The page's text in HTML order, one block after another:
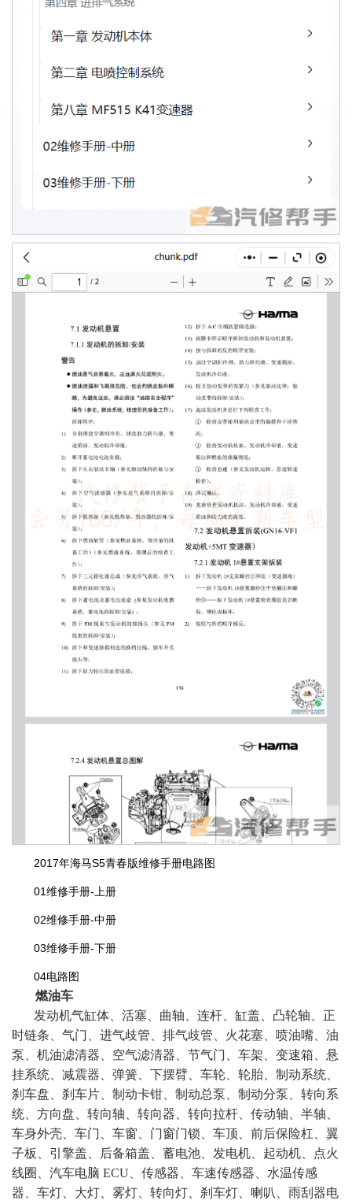
2017年海马S5青春版维修手册电路图
01维修手册-上册
02维修手册-中册
03维修手册-下册
04电路图
燃油车
发动机气缸体、活塞、曲轴、连杆、缸盖、凸轮轴、正
时链条、气门、进气歧管、排气歧管、火花塞、喷油嘴、油
泵、机油滤清器、空气滤清器、节气门、车架、变速箱、悬
挂系统、减震器、弹簧、下摆臂、车轮、轮胎、制动系统、
刹车盘、刹车片、制动卡钳、制动总泵、制动分泵、转向系
统、方向盘、转向轴、转向器、转向拉杆、传动轴、半轴、
车身外壳、车门、车窗、门窗门锁、车顶、前后保险杠、翼
子板、引擎盖、后备箱盖、蓄电池、发电机、起动机、点火
线圈、汽车电脑 ECU、传感器、车速传感器、水温传感
器、车灯、大灯、雾灯、转向灯、刹车灯、喇叭、雨刮器电